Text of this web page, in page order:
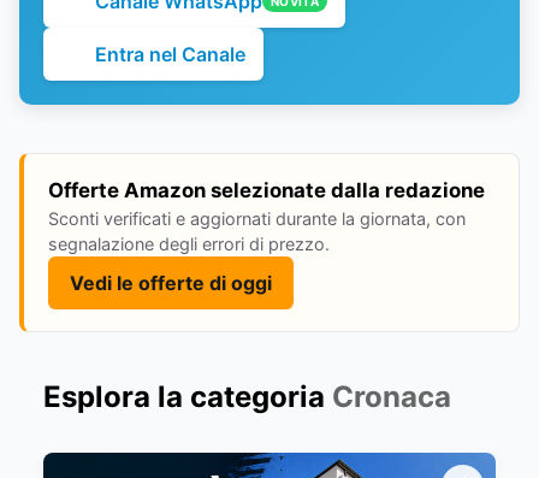
Entra nel Canale
Offerte Amazon selezionate dalla redazione
Sconti verificati e aggiornati durante la giornata, con
segnalazione degli errori di prezzo.
Vedi le offerte di oggi
Esplora la categoria Cronaca